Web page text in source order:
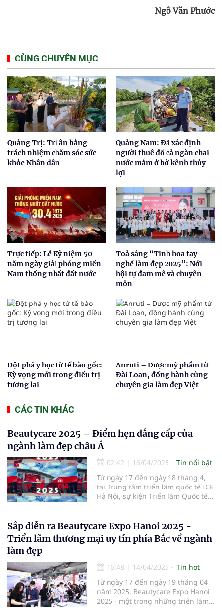
Ngô Văn Phước
CÙNG CHUYÊN MỤC
Quảng Trị: Tri ân bằng
trách nhiệm chăm sóc sức
khỏe Nhân dân
Quảng Nam: Đã xác định
người thuê đổ cả ngàn chai
nước mắm ở bờ kênh thủy
lợi
Trực tiếp: Lễ Kỷ niệm 50
năm ngày giải phóng miền
Nam thống nhất đất nước
Toả sáng “Tinh hoa tay
nghề làm đẹp 2025”: Nới
hội tự đam mê và chuyên
môn
Đột phá y học từ tế bào gốc:
Kỳ vọng mới trong điều trị
tương lai
Anruti – Dược mỹ phẩm từ
Đài Loan, đồng hành cùng
chuyên gia làm đẹp Việt
CÁC TIN KHÁC
Beautycare 2025 – Điểm hẹn đẳng cấp của
ngành làm đẹp châu Á
02:42 | 16/04/2025
Tin nổi bật
Từ ngày 17 đến ngày 18 tháng 4,
tại Trung tâm triển lãm quốc tế ICE
Hà Nội, sự kiện Triển lãm Quốc tế
"Vẻ đẹp bền vững – Công nghệ
định hình tương lai".
Sắp diễn ra Beautycare Expo Hanoi 2025 -
Triển lãm thương mại uy tín phía Bắc về ngành
làm đẹp
16:48 | 14/04/2025
Tin hot
Từ ngày 17 đến ngày 19 tháng 04
năm 2025, Beautycare Expo Hanoi
2025 - một trong những triển lãm